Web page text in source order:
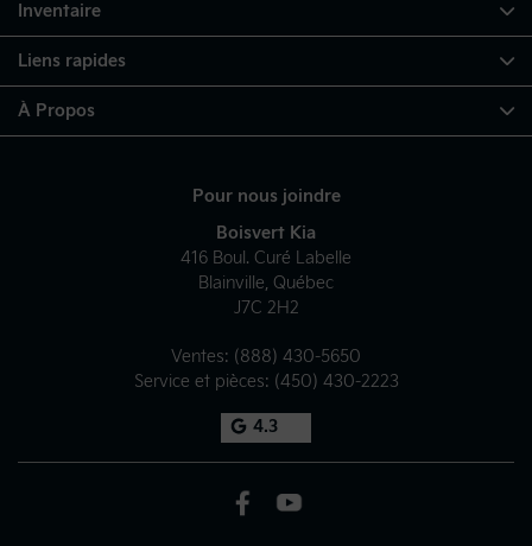
Pour nous joindre
Boisvert Kia
416 Boul. Curé Labelle
Blainville, Québec
J7C 2H2
Ventes: (888) 430-5650
Service et pièces: (450) 430-2223
4.3
Inventaire
Liens rapides
À Propos